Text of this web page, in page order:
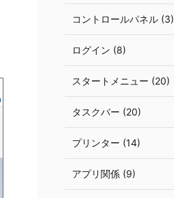
コントロールパネル (3)
ログイン (8)
スタートメニュー (20)
タスクバー (20)
プリンター (14)
アプリ関係 (9)